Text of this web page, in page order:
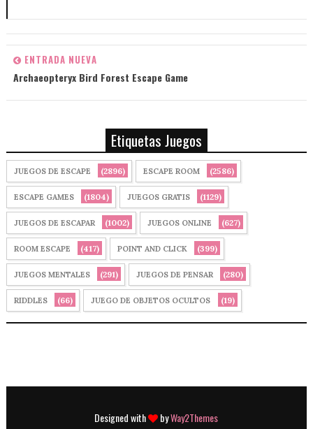
ENTRADA NUEVA
Archaeopteryx Bird Forest Escape Game
Etiquetas Juegos
JUEGOS DE ESCAPE (2896) ESCAPE ROOM (2586)
ESCAPE GAMES (1804) JUEGOS GRATIS (1129)
JUEGOS DE ESCAPAR (1002) JUEGOS ONLINE (627)
ROOM ESCAPE (417) POINT AND CLICK (399)
JUEGOS MENTALES (291) JUEGOS DE PENSAR (280)
RIDDLES (66) JUEGO DE OBJETOS OCULTOS (19)
Designed with byWay2Themes